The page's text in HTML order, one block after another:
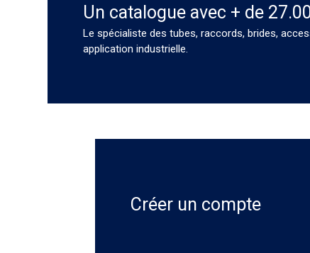
Un catalogue avec + de
Le spécialiste des tubes, raccords, brides,
application industrielle.
Créer un compte